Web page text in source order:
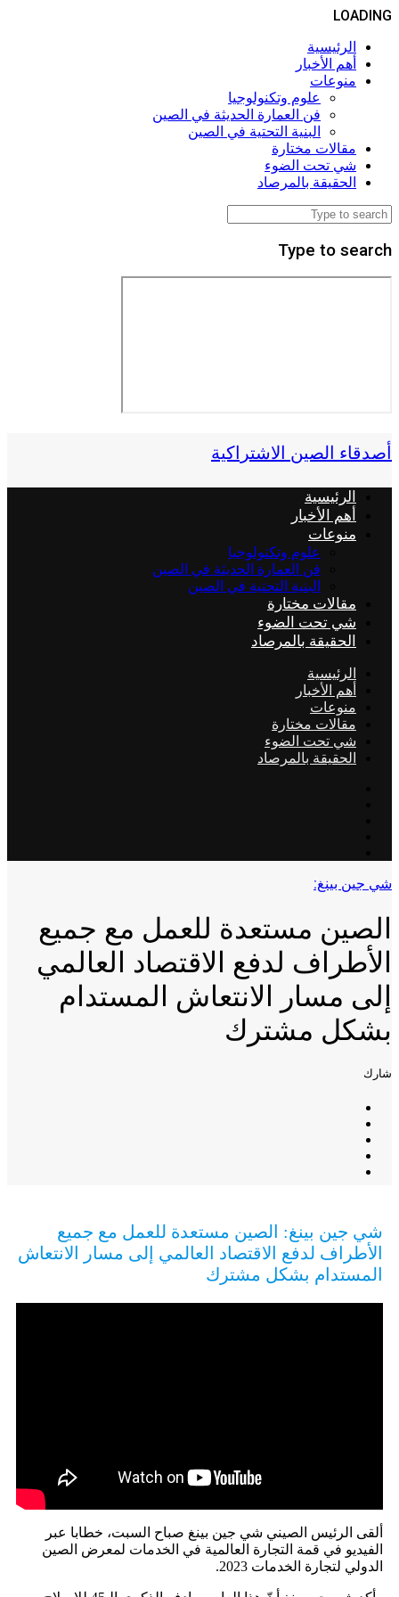
LOADING
الرئيسية
أهم الأخبار
منوعات
علوم وتكنولوجيا
فن العمارة الحديثة في الصين
البنية التحتية في الصين
مقالات مختارة
شي تحت الضوء
الحقيقة بالمرصاد
Type to search
أصدقاء الصين الاشتراكية
الرئيسية
أهم الأخبار
منوعات
علوم وتكنولوجيا
فن العمارة الحديثة في الصين
البنية التحتية في الصين
مقالات مختارة
شي تحت الضوء
الحقيقة بالمرصاد
الرئيسية
أهم الأخبار
منوعات
مقالات مختارة
شي تحت الضوء
الحقيقة بالمرصاد
شي جين بينغ:
الصين مستعدة للعمل مع جميع
الأطراف لدفع الاقتصاد العالمي
إلى مسار الانتعاش المستدام
بشكل مشترك
شارك
شي جين بينغ: الصين مستعدة للعمل مع جميع
الأطراف لدفع الاقتصاد العالمي إلى مسار الانتعاش
المستدام بشكل مشترك
ألقى الرئيس الصيني شي جين بينغ صباح السبت، خطابا عبر
الفيديو في قمة التجارة العالمية في الخدمات لمعرض الصين
الدولي لتجارة الخدمات 2023.